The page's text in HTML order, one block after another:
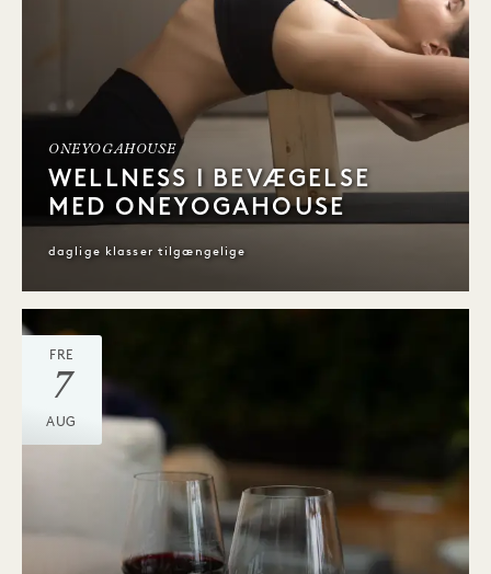
ONEYOGAHOUSE
WELLNESS I BEVÆGELSE
MED ONEYOGAHOUSE
daglige klasser tilgængelige
FRE
7
AUG